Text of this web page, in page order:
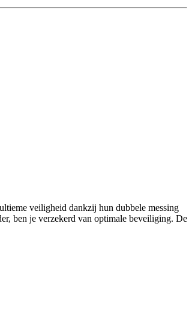
veiligheid dankzij hun dubbele messing
ben je verzekerd van optimale beveiliging. De